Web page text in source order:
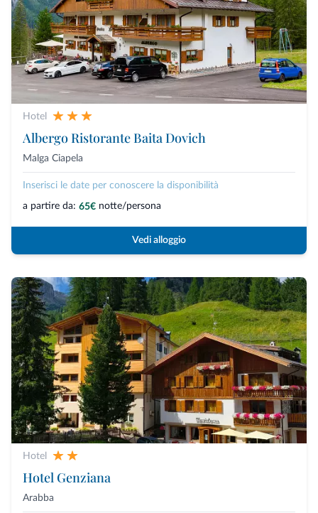
Hotel
Albergo Ristorante Baita Dovich
Malga Ciapela
Inserisci le date per conoscere la disponibilità
a partire da: 65€ notte/persona
Vedi alloggio
Hotel
Hotel Genziana
Arabba